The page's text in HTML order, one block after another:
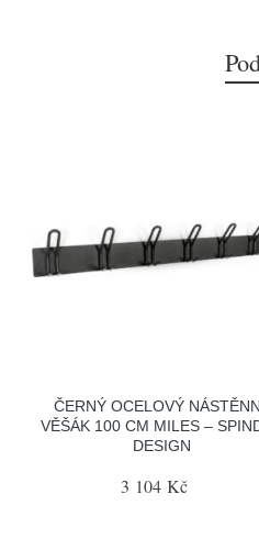
ČERNÝ OCELOVÝ
VĚŠÁK 100 CM MILES –
DESIGN
3 104 Kč